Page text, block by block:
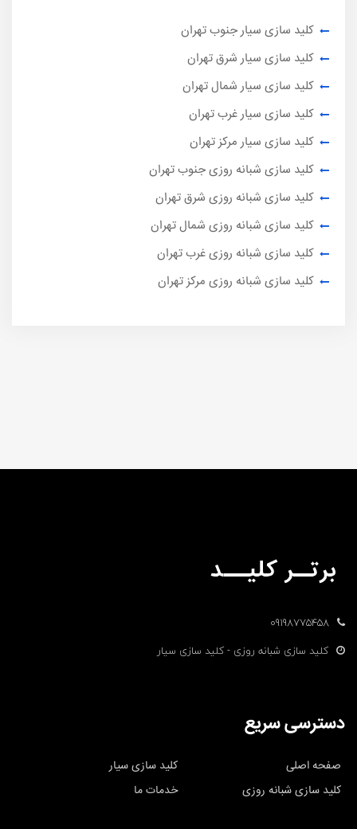
کلید سازی سیار جنوب تهران
کلید سازی سیار شرق تهران
کلید سازی سیار شمال تهران
کلید سازی سیار غرب تهران
کلید سازی سیار مرکز تهران
کلید سازی شبانه روزی جنوب تهران
کلید سازی شبانه روزی شرق تهران
کلید سازی شبانه روزی شمال تهران
کلید سازی شبانه روزی غرب تهران
کلید سازی شبانه روزی مرکز تهران
09198775458
کلید سازی شبانه روزی - کلید سازی سیار
دسترسی سریع
صفحه اصلی
کلید سازی سیار
کلید سازی شبانه روزی
خدمات ما